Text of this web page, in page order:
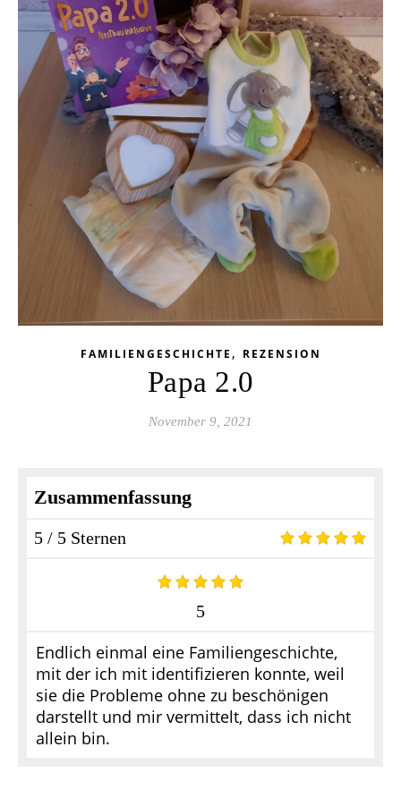
FAMILIENGESCHICHTE , REZENSION
Papa 2.0
November 9, 2021
Zusammenfassung
5 / 5 Sternen
5
Endlich einmal eine Familiengeschichte,
mit der ich mit identifizieren konnte, weil
sie die Probleme ohne zu beschönigen
darstellt und mir vermittelt, dass ich nicht
allein bin.